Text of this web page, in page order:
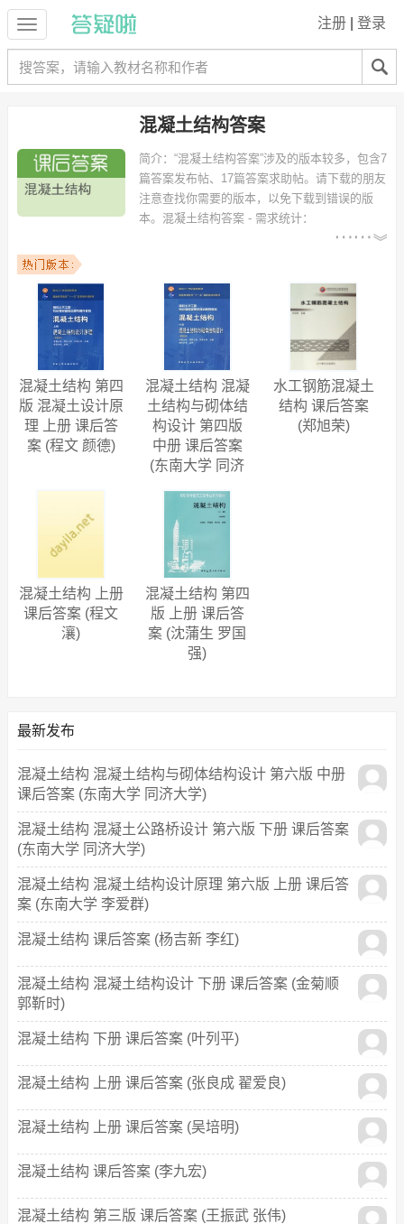
注册 登录
混凝土结构答案
简介： “混凝土结构答案”涉及的版本较多，包含7
篇答案发布帖、17篇答案求助帖。请下载的朋友
注意查找你需要的版本，以免下载到错误的版
本。 混凝土结构答案 - 需求统计：
：土木工程、土木工程（交通土建方
向）、工程管理、建筑工程、建筑工程技术、环境工程、农业水利工
程、土木工程专业、工程造价、水利水电工程 等专业。
以下学校的同学下载过
混凝土结构答案：重庆大学、上海大学、南京工
业大学、西南科技大学、海南大学、同济大学、华南理工大学、江苏科
技大学、安徽建筑工业学院、北京交通大学 等。
混凝土结构 第四
版 混凝土设计原
理 上册 课后答
案 (程文 颜德)
混凝土结构 混凝
土结构与砌体结
构设计 第四版
中册 课后答案
(东南大学 同济
水工钢筋混凝土
结构 课后答案
(郑旭荣)
混凝土结构 上册
课后答案 (程文
瀼)
混凝土结构 第四
版 上册 课后答
案 (沈蒲生 罗国
强)
最新发布
混凝土结构 混凝土结构与砌体结构设计 第六版 中册
课后答案 (东南大学 同济大学)
混凝土结构 混凝土公路桥设计 第六版 下册 课后答案
(东南大学 同济大学)
混凝土结构 混凝土结构设计原理 第六版 上册 课后答
案 (东南大学 李爱群)
混凝土结构 课后答案 (杨吉新 李红)
混凝土结构 混凝土结构设计 下册 课后答案 (金菊顺
郭靳时)
混凝土结构 下册 课后答案 (叶列平)
混凝土结构 上册 课后答案 (张良成 翟爱良)
混凝土结构 上册 课后答案 (吴培明)
混凝土结构 课后答案 (李九宏)
混凝土结构 第三版 课后答案 (王振武 张伟)